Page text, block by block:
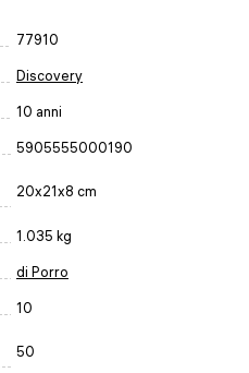
77910
Discovery
10 anni
5905555000190
20x21x8 cm
1.035 kg
di Porro
10
50